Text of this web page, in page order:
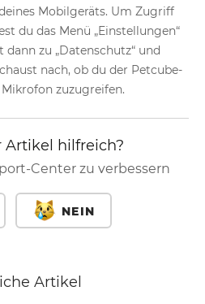
Mobilgeräts. Um Zugriff
du das Menü „Einstellungen“
zu „Datenschutz“ und
nach, ob du der Petcube-
zuzugreifen.
Artikel hilfreich?
Center zu verbessern
NEIN
Artikel